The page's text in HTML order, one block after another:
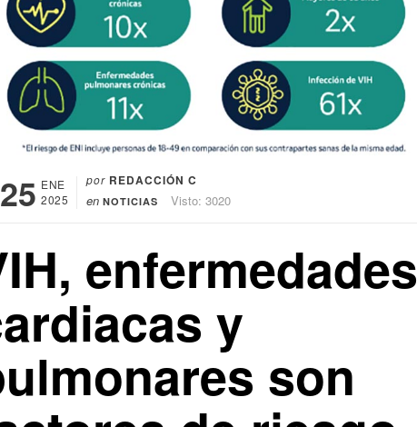
25 ENE
2025
por REDACCIÓN C
en NOTICIAS Visto: 3020
enfermedades
y
son